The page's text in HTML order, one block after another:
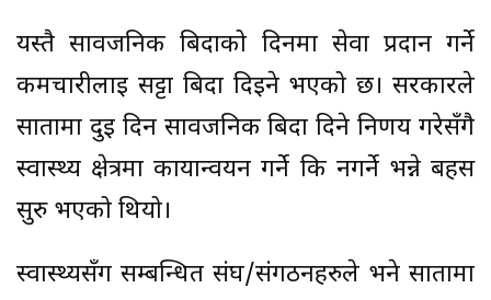
यस्तै सार्वजनिक बिदाको दिनमा सेवा प्रदान गर्ने
कर्मचारीलाई सट्टा बिदा दिइने भएको छ। सरकारले
सातामा दुई दिन सार्वजनिक बिदा दिने निर्णय गरेसँगै
स्वास्थ्य क्षेत्रमा कार्यान्वयन गर्ने कि नगर्ने भन्ने बहस
सुरु भएको थियो।
स्वास्थ्यसँग सम्बन्धित संघ/संगठनहरुले भने सातामा